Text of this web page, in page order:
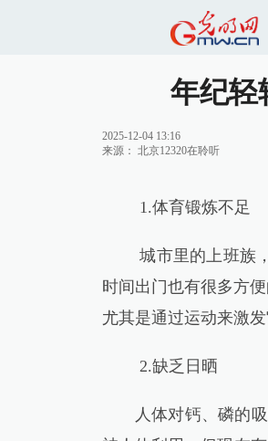
年纪轻
2025-12-04 13:16
来源： 北京12320在聆听
1.体育锻炼不足
城市里的上班族
时间出门也有很多方
尤其是通过运动来激
2.缺乏日晒
人体对钙、磷的